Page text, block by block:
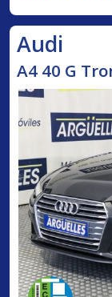
Audi
A4 40 G